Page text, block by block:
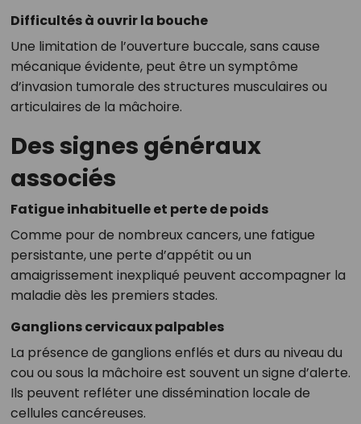
Difficultés à ouvrir la bouche
Une limitation de l’ouverture buccale, sans cause
mécanique évidente, peut être un symptôme
d’invasion tumorale des structures musculaires ou
articulaires de la mâchoire.
Des signes généraux
associés
Fatigue inhabituelle et perte de poids
Comme pour de nombreux cancers, une fatigue
persistante, une perte d’appétit ou un
amaigrissement inexpliqué peuvent accompagner la
maladie dès les premiers stades.
Ganglions cervicaux palpables
La présence de ganglions enflés et durs au niveau du
cou ou sous la mâchoire est souvent un signe d’alerte.
Ils peuvent refléter une dissémination locale de
cellules cancéreuses.